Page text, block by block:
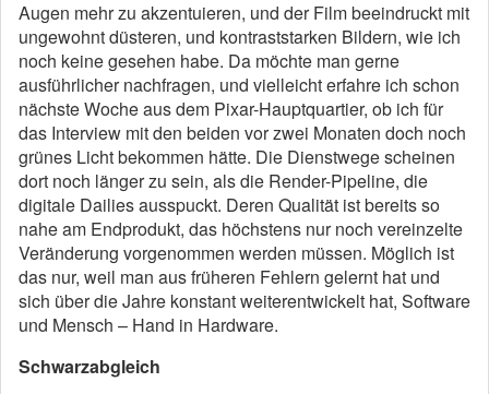
Augen mehr zu akzentuieren, und der Film beeindruckt mit
ungewohnt düsteren, und kontraststarken Bildern, wie ich
noch keine gesehen habe. Da möchte man gerne
ausführlicher nachfragen, und vielleicht erfahre ich schon
nächste Woche aus dem Pixar-Hauptquartier, ob ich für
das Interview mit den beiden vor zwei Monaten doch noch
grünes Licht bekommen hätte. Die Dienstwege scheinen
dort noch länger zu sein, als die Render-Pipeline, die
digitale Dailies ausspuckt. Deren Qualität ist bereits so
nahe am Endprodukt, das höchstens nur noch vereinzelte
Veränderung vorgenommen werden müssen. Möglich ist
das nur, weil man aus früheren Fehlern gelernt hat und
sich über die Jahre konstant weiterentwickelt hat, Software
und Mensch – Hand in Hardware.
Schwarzabgleich